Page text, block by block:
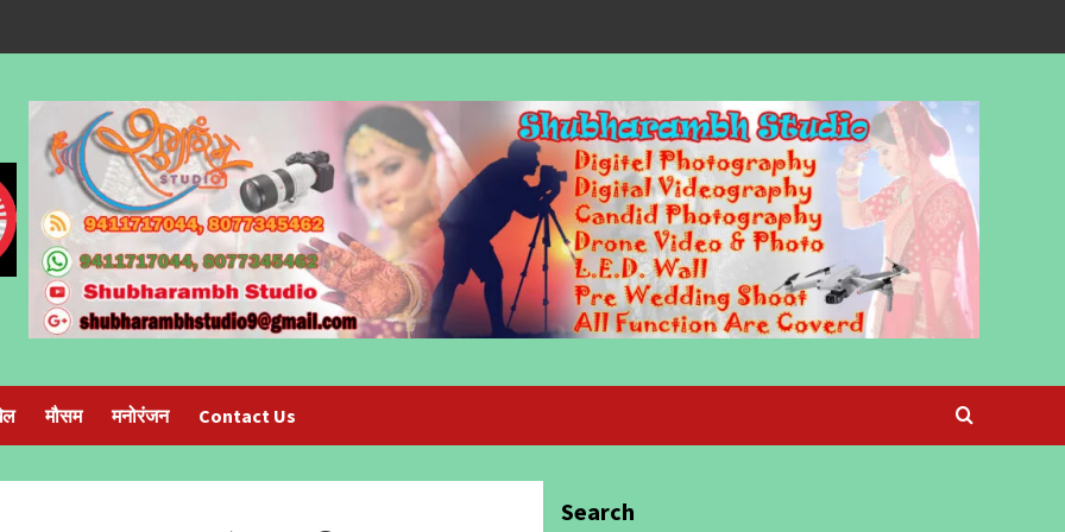
मौसम मनोरंजन Contact Us
Search